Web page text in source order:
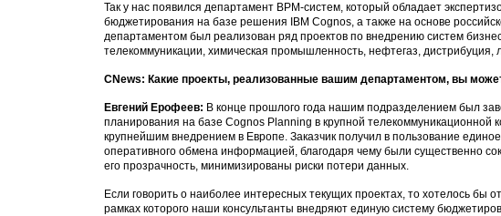
Так у нас появился департамент BPM-систем, который обладает
бюджетирования на базе решения IBM Cognos, а также на основе
департаментом был реализован ряд проектов по внедрению систем
телекоммуникации, химическая промышленность, нефтегаз, дистрибуция,
CNews: Какие проекты, реализованные вашим департаментом, вы
Евгений Ерофеев: В конце прошлого года нашим подразделением был
планирования на базе Cognos Planning в крупной телекоммуникационной
крупнейшим внедрением в Европе. Заказчик получил в пользование
оперативного обмена информацией, благодаря чему были существенно
его прозрачность, минимизированы риски потери данных.
Если говорить о наиболее интересных текущих проектах, то хотелось бы
рамках которого наши консультанты внедряют единую систему